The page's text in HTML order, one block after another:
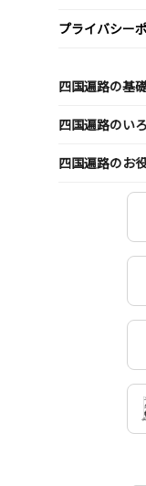
プライバシー
四国遍路の基
四国遍路のい
四国遍路のお